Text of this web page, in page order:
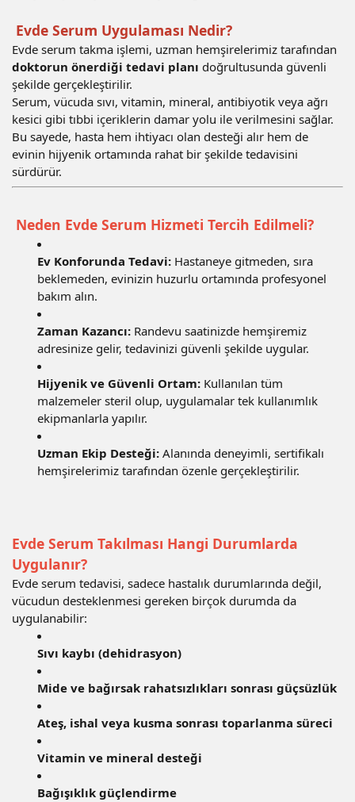
Evde Serum Uygulaması Nedir?
Evde serum takma işlemi, uzman hemşirelerimiz tarafından
doktorun önerdiği tedavi planı doğrultusunda güvenli
şekilde gerçekleştirilir.
Serum, vücuda sıvı, vitamin, mineral, antibiyotik veya ağrı
kesici gibi tıbbi içeriklerin damar yolu ile verilmesini sağlar.
Bu sayede, hasta hem ihtiyacı olan desteği alır hem de
evinin hijyenik ortamında rahat bir şekilde tedavisini
sürdürür.
Neden Evde Serum Hizmeti Tercih Edilmeli?
Ev Konforunda Tedavi: Hastaneye gitmeden, sıra
beklemeden, evinizin huzurlu ortamında profesyonel
bakım alın.
Zaman Kazancı: Randevu saatinizde hemşiremiz
adresinize gelir, tedavinizi güvenli şekilde uygular.
Hijyenik ve Güvenli Ortam: Kullanılan tüm
malzemeler steril olup, uygulamalar tek kullanımlık
ekipmanlarla yapılır.
Uzman Ekip Desteği: Alanında deneyimli, sertifikalı
hemşirelerimiz tarafından özenle gerçekleştirilir.
Evde Serum Takılması Hangi Durumlarda
Uygulanır?
Evde serum tedavisi, sadece hastalık durumlarında değil,
vücudun desteklenmesi gereken birçok durumda da
uygulanabilir:
Sıvı kaybı (dehidrasyon)
Mide ve bağırsak rahatsızlıkları sonrası güçsüzlük
Ateş, ishal veya kusma sonrası toparlanma süreci
Vitamin ve mineral desteği
Bağışıklık güçlendirme